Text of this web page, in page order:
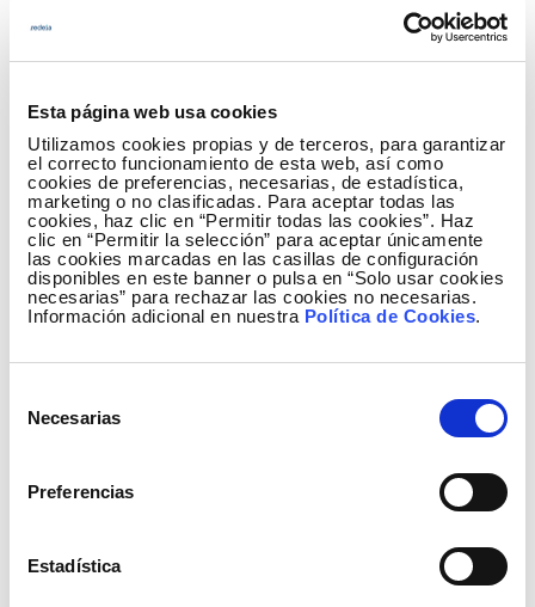
Esta página web usa cookies
Utilizamos cookies propias y de terceros, para garantizar
el correcto funcionamiento de esta web, así como
cookies de preferencias, necesarias, de estadística,
marketing o no clasificadas. Para aceptar todas las
cookies, haz clic en “Permitir todas las cookies”. Haz
clic en “Permitir la selección” para aceptar únicamente
las cookies marcadas en las casillas de configuración
disponibles en este banner o pulsa en “Solo usar cookies
necesarias” para rechazar las cookies no necesarias.
Información adicional en nuestra Política de Cookies.
Necesarias
Preferencias
Estadística
1%’) en España y entre las 70 en conseguirlo en
todo el mundo. También la ubica entre las primeras
Este anuario de S&P, que se publica desde 2004,
emplea el método de Evaluación de Sostenibilidad
Corporativa (CSA). En 2026, más de 9.200 empresas
han optado a este reconocimiento, de las cuales
finalmente solo 848 han logrado formar parte de la
selección. El hito logrado por Redeia facilita a
inversores y otros grupos de interés una visión clara
creación de valor a largo plazo.
convicción de que el compromiso debe trasladarse
a la acción y fruto de ese esfuerzo continuado llega
el reconocimiento. En tan solo dos años, hemos
logrado evolucionar desde el 10% de empresas más